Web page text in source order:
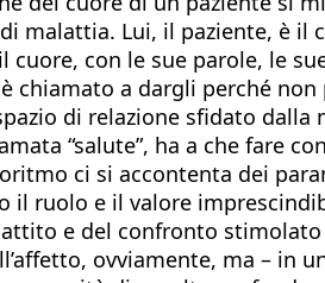
Lui, il paziente, è il
con le sue parole, le
a dargli perché
di relazione sfidato
“salute”, ha a che fare
ci si accontenta dei
il ruolo e il valore
e del confronto stimolato
ovviamente, ma – in